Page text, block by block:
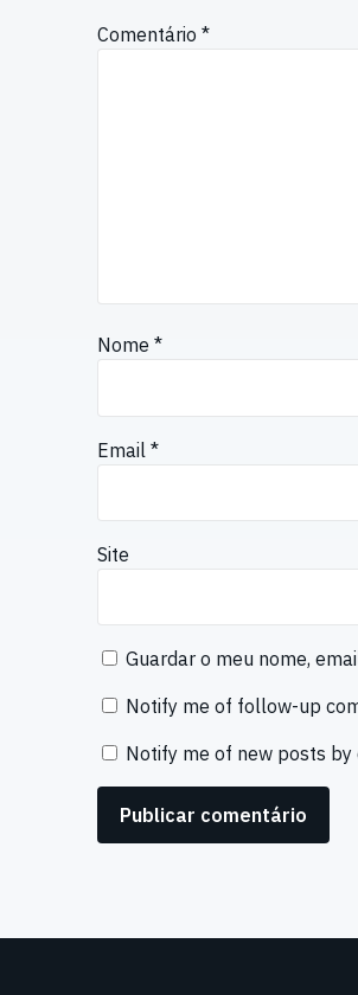
Comentário *
Nome *
Email *
Site
Guardar o meu nome,
Notify me of follow-up
Notify me of new posts by